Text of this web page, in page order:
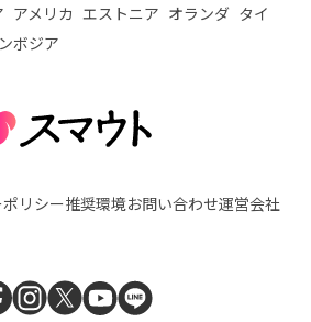
アメリカ エストニア オランダ タイ
ボジア
リシー推奨環境お問い合わせ運営会社